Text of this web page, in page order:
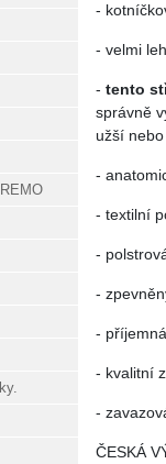
-
- velmi
- tento
správně
užší
-
- textilní
-
-
-
- kvalitní
-
ČESKÁ